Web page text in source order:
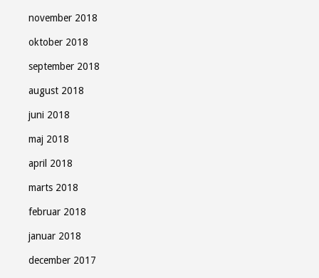
november 2018
oktober 2018
september 2018
august 2018
juni 2018
maj 2018
april 2018
marts 2018
februar 2018
januar 2018
december 2017